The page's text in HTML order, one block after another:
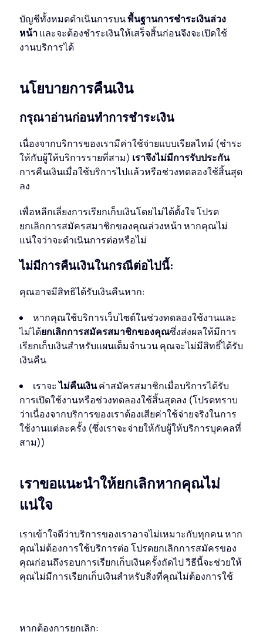
บัญชีทั้งหมดดำเนินการบนพื้นฐานการชำระเงินล่วง
หน้าและจะต้องชำระเงินให้เสร็จสิ้นก่อนจึงจะเปิดใช้
งานบริการได้
นโยบายการคืนเงิน
กรุณาอ่านก่อนทำการชำระเงิน
เนื่องจากบริการของเรามีค่าใช้จ่ายแบบเรียลไทม์ (ชำระ
ให้กับผู้ให้บริการรายที่สาม) เราจึงไม่มีการรับประกัน
การคืนเงินเมื่อใช้บริการไปแล้วหรือช่วงทดลองใช้สิ้นสุด
ลง
เพื่อหลีกเลี่ยงการเรียกเก็บเงินโดยไม่ได้ตั้งใจ โปรด
ยกเลิกการสมัครสมาชิกของคุณล่วงหน้า หากคุณไม่
แน่ใจว่าจะดำเนินการต่อหรือไม่
ไม่มีการคืนเงินในกรณีต่อไปนี้:
คุณอาจมีสิทธิได้รับเงินคืนหาก:
หากคุณใช้บริการเว็บไซต์ในช่วงทดลองใช้งานและ
ไม่ได้ยกเลิกการสมัครสมาชิกของคุณซึ่งส่งผลให้มีการ
เรียกเก็บเงินสำหรับแผนเต็มจำนวน คุณจะไม่มีสิทธิ์ได้รับ
เงินคืน
เราจะไม่คืนเงินค่าสมัครสมาชิกเมื่อบริการได้รับ
การเปิดใช้งานหรือช่วงทดลองใช้สิ้นสุดลง (โปรดทราบ
ว่าเนื่องจากบริการของเราต้องเสียค่าใช้จ่ายจริงในการ
ใช้งานแต่ละครั้ง (ซึ่งเราจะจ่ายให้กับผู้ให้บริการบุคคลที่
สาม))
เราขอแนะนำให้ยกเลิกหากคุณไม่
แน่ใจ
เราเข้าใจดีว่าบริการของเราอาจไม่เหมาะกับทุกคน หาก
คุณไม่ต้องการใช้บริการต่อ โปรดยกเลิกการสมัครของ
คุณก่อนถึงรอบการเรียกเก็บเงินครั้งถัดไป วิธีนี้จะช่วยให้
คุณไม่มีการเรียกเก็บเงินสำหรับสิ่งที่คุณไม่ต้องการใช้
หากต้องการยกเลิก: